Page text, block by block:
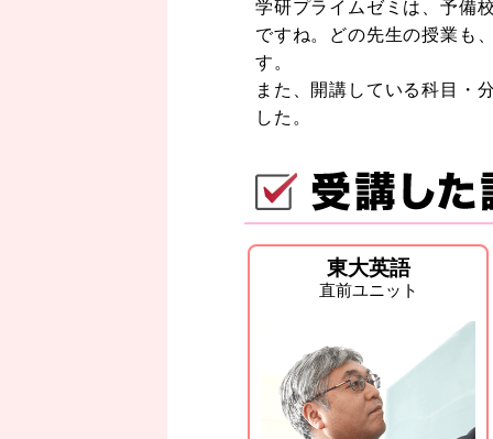
学研プライムゼミは、予備
ですね。どの先生の授業も
す。
また、開講している科目・
した。
東大英語
直前ユニット